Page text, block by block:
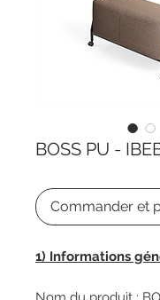
BOSS PU -
Commander et
1) Informations